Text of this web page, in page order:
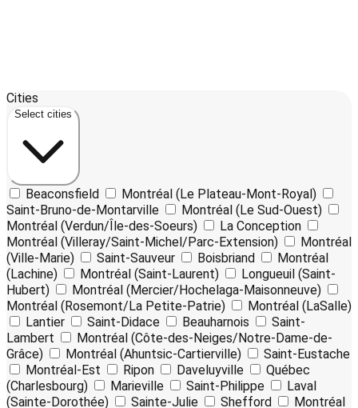
+
−
Cities
Select cities
Beaconsfield
Montréal (Le Plateau-Mont-Royal)
Saint-Bruno-de-Montarville
Montréal (Le Sud-Ouest)
Montréal (Verdun/Île-des-Soeurs)
La Conception
Montréal (Villeray/Saint-Michel/Parc-Extension)
Montréal
(Ville-Marie)
Saint-Sauveur Boisbriand
Montréal
(Lachine)
Montréal (Saint-Laurent)
Longueuil (Saint-
Hubert)
Montréal (Mercier/Hochelaga-Maisonneuve)
Montréal (Rosemont/La Petite-Patrie)
Montréal (LaSalle)
Lantier
Saint-Didace Beauharnois
Saint-
Lambert
Montréal (Côte-des-Neiges/Notre-Dame-de-
Grâce)
Montréal (Ahuntsic-Cartierville)
Saint-Eustache
Montréal-Est
Ripon Daveluyville
Québec
(Charlesbourg)
Marieville Saint-Philippe
Laval
(Sainte-Dorothée)
Sainte-Julie Shefford Montréal